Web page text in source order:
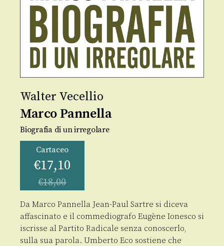
Walter Vecellio
Marco Pannella
Biografia di un irregolare
Cartaceo
€17,10
€18,00
Da Marco Pannella Jean-Paul Sartre si diceva
affascinato e il commediografo Eugène Ionesco si
iscrisse al Partito Radicale senza conoscerlo,
sulla sua parola. Umberto Eco sostiene che